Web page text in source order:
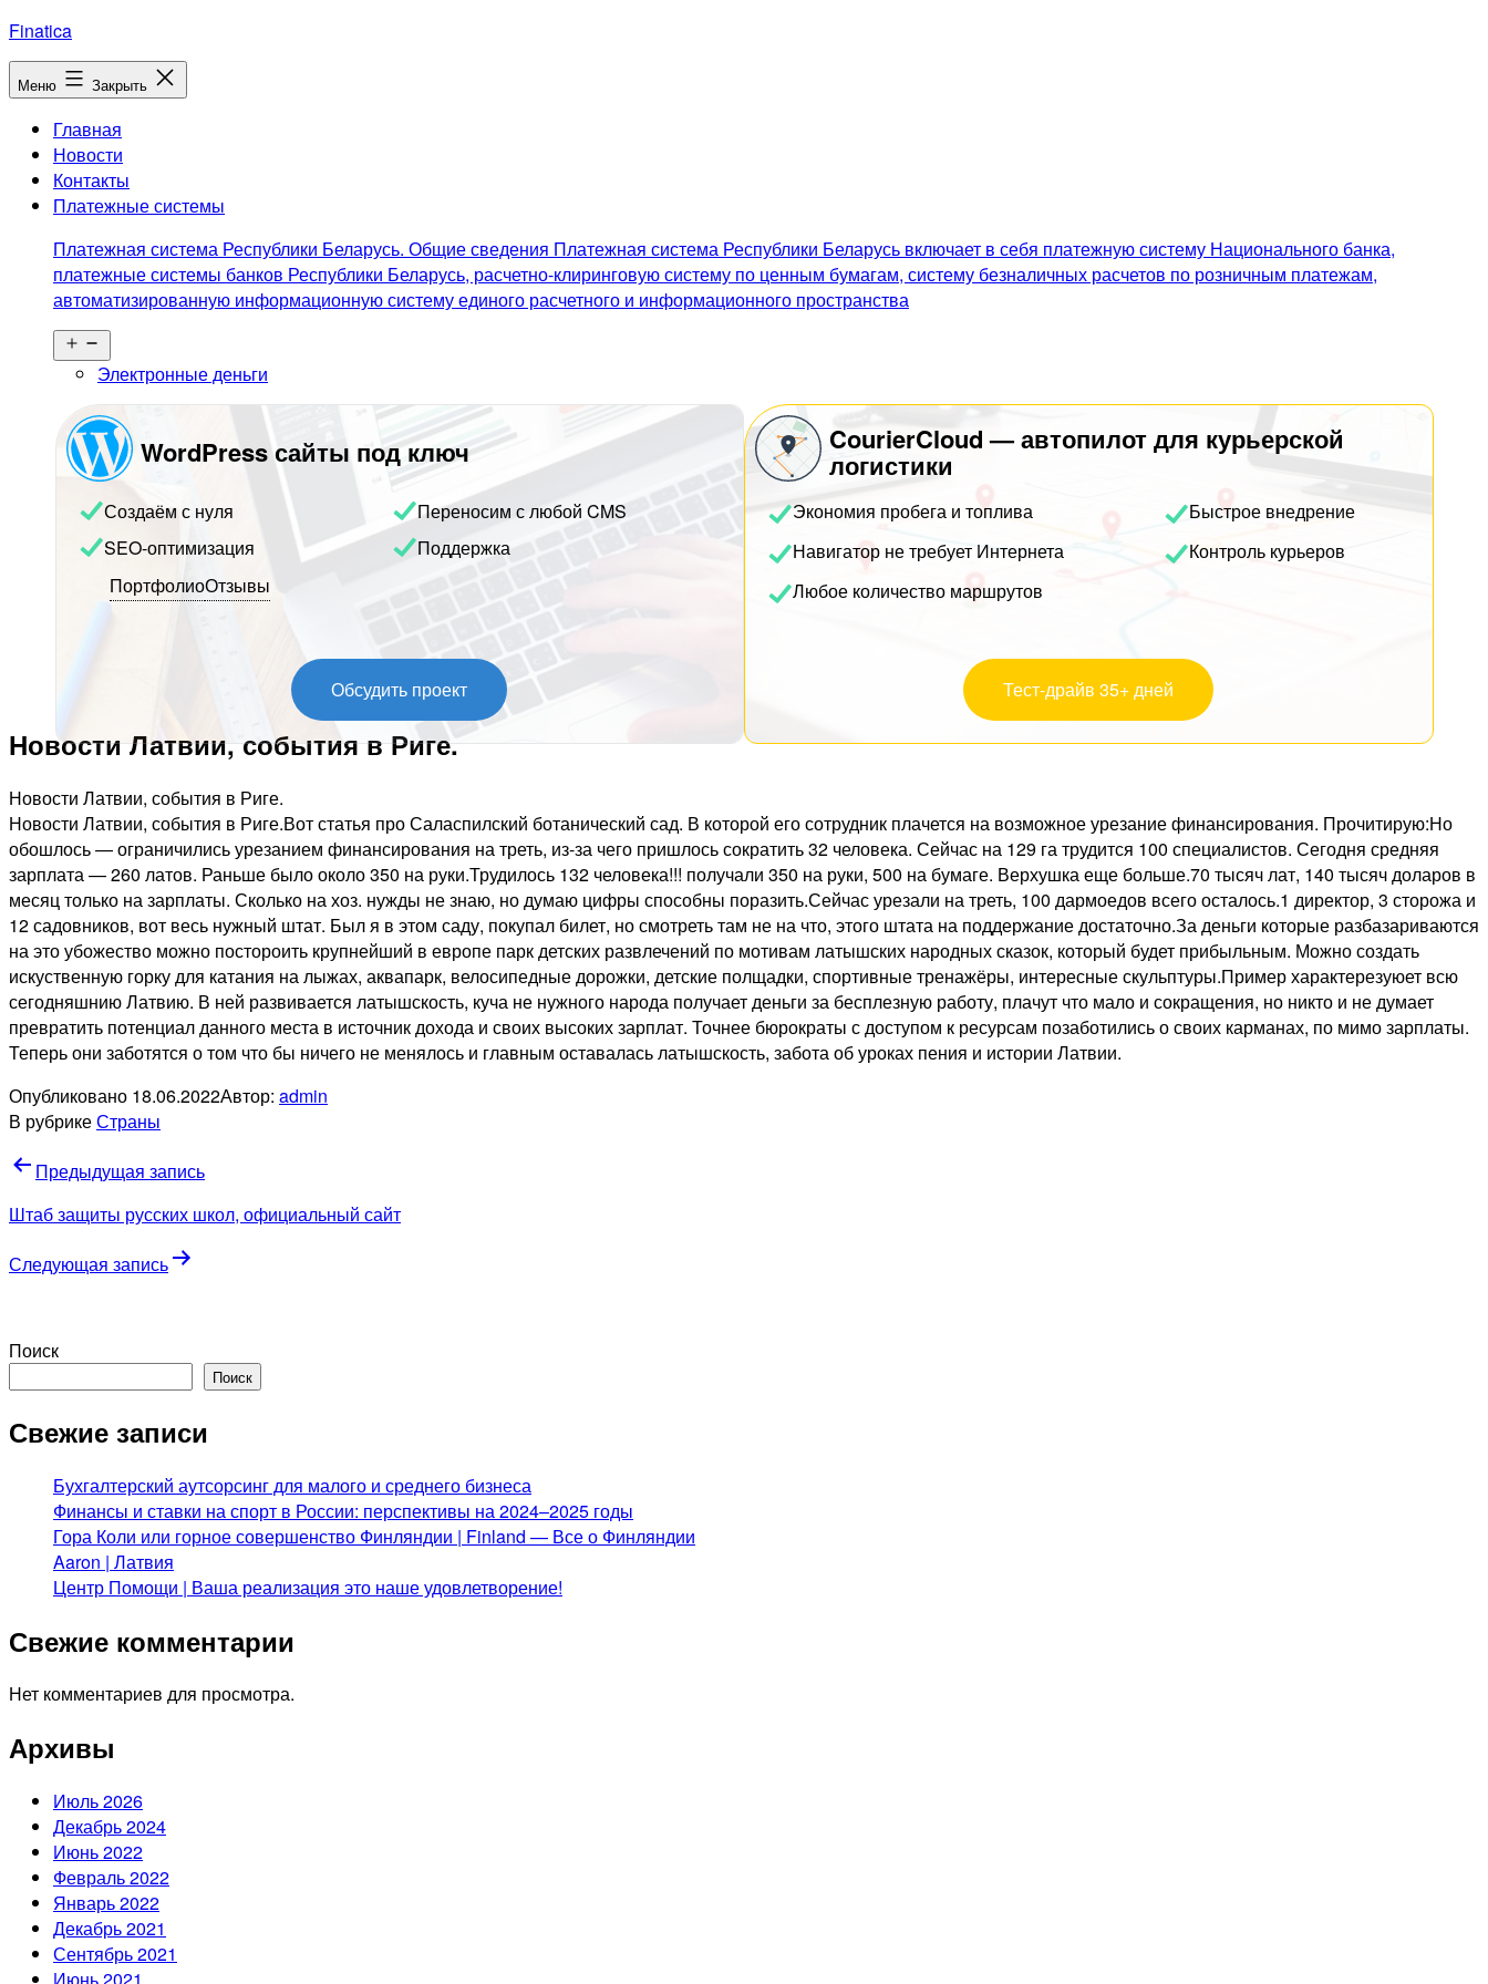
Перейти
к
содержимому
Finatica
Меню Закрыть
Главная
Новости
Контакты
Платежные системы
Платежная система Республики Беларусь. Общие сведения Платежная система Республики Беларусь включает в себя платежную систему Национального банка,
платежные системы банков Республики Беларусь, расчетно-клиринговую систему по ценным бумагам, систему безналичных расчетов по розничным платежам,
автоматизированную информационную систему единого расчетного и информационного пространства
меню
Электронные деньги
WordPress сайты под ключ
Создаём с нуля
Переносим с любой CMS
SEO-оптимизация
Поддержка
ПортфолиоОтзывы
Обсудить проект
CourierCloud — автопилот для курьерской
логистики
Экономия пробега и топлива
Быстрое внедрение
Навигатор не требует Интернета
Контроль курьеров
Любое количество маршрутов
Тест-драйв 35+ дней
Новости Латвии, события в Риге.
Новости Латвии, события в Риге.
Новости Латвии, события в Риге.Вот статья про Саласпилский ботанический сад. В которой его сотрудник плачется на возможное урезание финансирования. Прочитирую:Но
обошлось — ограничились урезанием финансирования на треть, из-за чего пришлось сократить 32 человека. Сейчас на 129 га трудится 100 специалистов. Сегодня средняя
зарплата — 260 латов. Раньше было около 350 на руки.Трудилось 132 человека!!! получали 350 на руки, 500 на бумаге. Верхушка еще больше.70 тысяч лат, 140 тысяч доларов в
месяц только на зарплаты. Сколько на хоз. нужды не знаю, но думаю цифры способны поразить.Сейчас урезали на треть, 100 дармоедов всего осталось.1 директор, 3 сторожа и
12 садовников, вот весь нужный штат. Был я в этом саду, покупал билет, но смотреть там не на что, этого штата на поддержание достаточно.За деньги которые разбазариваются
на это убожество можно постороить крупнейший в европе парк детских развлечений по мотивам латышских народных сказок, который будет прибыльным. Можно создать
искуственную горку для катания на лыжах, аквапарк, велосипедные дорожки, детские полщадки, спортивные тренажёры, интересные скульптуры.Пример характерезуюет всю
сегодняшнию Латвию. В ней развивается латышскость, куча не нужного народа получает деньги за бесплезную работу, плачут что мало и сокращения, но никто и не думает
превратить потенциал данного места в источник дохода и своих высоких зарплат. Точнее бюрократы с доступом к ресурсам позаботились о своих карманах, по мимо зарплаты.
Теперь они заботятся о том что бы ничего не менялось и главным оставалась латышскость, забота об уроках пения и истории Латвии.
Опубликовано 18.06.2022Автор: admin
В рубрикеСтраны
Навигация
по
Предыдущая запись
Штаб защиты русских школ, официальный сайт
Следующая запись
Поиск
Поиск
Свежие записи
Бухгалтерский аутсорсинг для малого и среднего бизнеса
Финансы и ставки на спорт в России: перспективы на 2024–2025 годы
Гора Коли или горное совершенство Финляндии | Finland — Все о Финляндии
Aaron | Латвия
Центр Помощи | Ваша реализация это наше удовлетворение!
Свежие комментарии
Нет комментариев для просмотра.
Архивы
Июль 2026
Декабрь 2024
Июнь 2022
Февраль 2022
Январь 2022
Декабрь 2021
Сентябрь 2021